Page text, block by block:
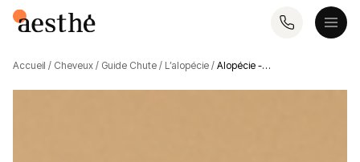
Accueil / Cheveux / Guide Chute / L’alopécie / Alopécie -…